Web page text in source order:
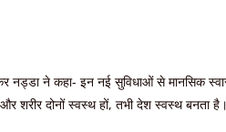
नड्डा ने कहा- इन नई सुविधाओं से मानसिक
शरीर दोनों स्वस्थ हों, तभी देश स्वस्थ बनता